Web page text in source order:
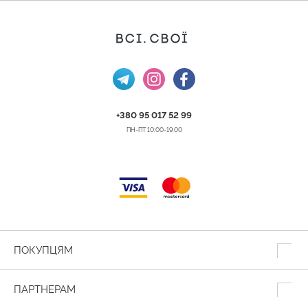
+380 95 017 52 99
ПН-ПТ 10:00-19:00
ПОКУПЦЯМ
ПАРТНЕРАМ